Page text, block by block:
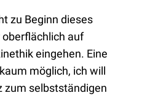
zu Beginn dieses
auf
eingehen. Eine
möglich, ich will
zum selbstständigen